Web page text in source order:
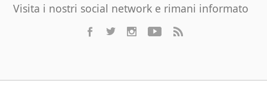
Visita i nostri social network e rimani informato